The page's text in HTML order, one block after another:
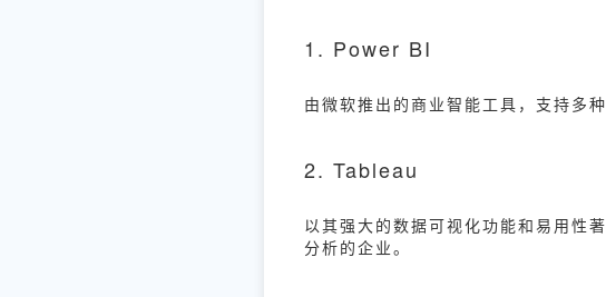
1. Power BI
由微软推出的商业智能工具，支持多
2. Tableau
以其强大的数据可视化功能和易用性
分析的企业。